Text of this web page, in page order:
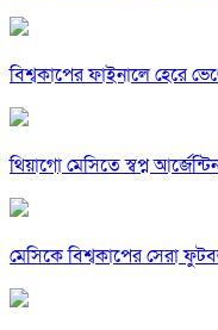
বিশ্বকাপের ফাইনালে হেরে
থিয়াগো মেসিতে স্বপ্ন
মেসিকে বিশ্বকাপের সেরা